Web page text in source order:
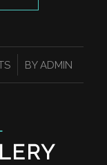
BYADMIN